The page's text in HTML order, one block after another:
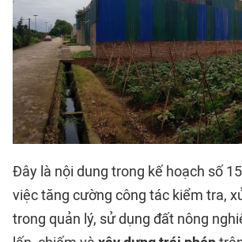
Đây là nội dung trong kế hoạch số
việc tăng cường công tác kiểm tra,
trong quản lý, sử dụng đất nông